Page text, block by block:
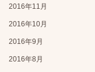
2016年11月
2016年10月
2016年9月
2016年8月